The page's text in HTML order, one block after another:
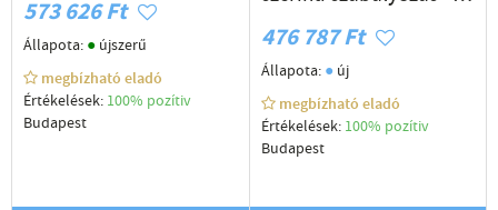
573 626 Ft
Állapota: ● újszerű
megbízható eladó
Értékelések: 100% pozítiv
Budapest
476 787 Ft
Állapota: ●új
megbízható eladó
Értékelések: 100% pozítiv
Budapest